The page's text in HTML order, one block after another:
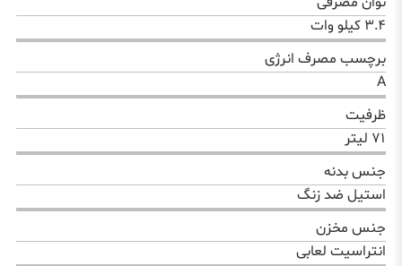
۳.۴ کیلو وات
برچسب مصرف انرژی
A
ظرفیت
۷۱ لیتر
جنس بدنه
استیل ضد زنگ
جنس مخزن
انتراسیت لعابی